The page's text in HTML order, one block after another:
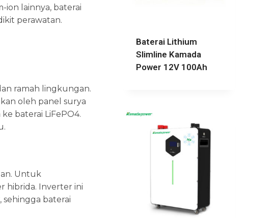
ion lainnya, baterai
perawatan.
ramah lingkungan.
oleh panel surya
baterai LiFePO4.
Untuk
hibrida. Inverter ini
baterai
Baterai Lithium
Slimline Kamada
Power 12V 100Ah